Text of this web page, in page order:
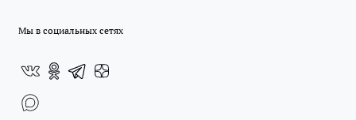
Мы в социальных сетях